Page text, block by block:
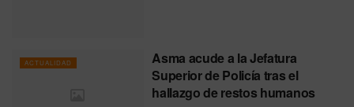
ACTUALIDAD
Asma acude a la Jefatura
Superior de Policía tras el
hallazgo de restos humanos